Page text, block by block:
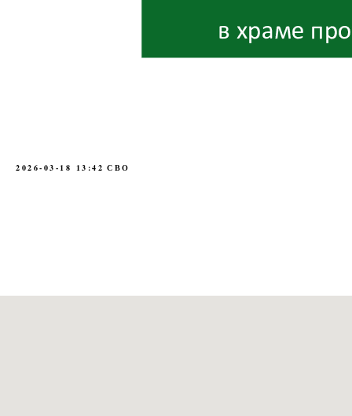
2026-03-18 13:42 СВО